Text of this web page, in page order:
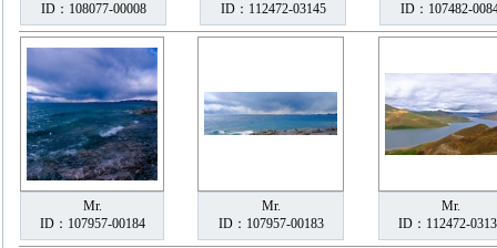
ID：108077-00008
ID：112472-03145
ID：107482-
Mr.
ID：107957-00184
Mr.
ID：107957-00183
Mr.
ID：112472-